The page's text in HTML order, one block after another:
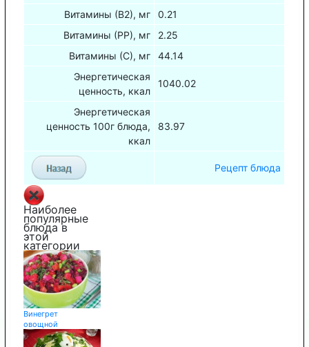
Витамины (В2), мг
0.21
Витамины (РР), мг
2.25
Витамины (С), мг
44.14
Энергетическая
ценность, ккал
1040.02
Энергетическая
ценность 100г блюда,
ккал
83.97
Рецепт блюда
Наиболее
популярные
блюда в
этой
категории
Винегрет
овощной